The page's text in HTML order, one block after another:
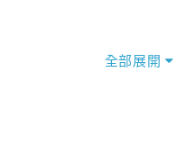
全部展開